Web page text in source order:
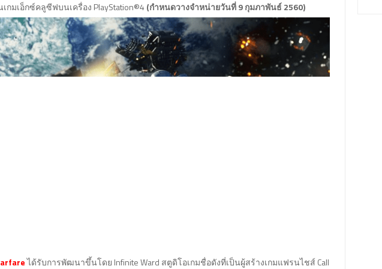
เกมเอ็กซ์คลูซีฟบนเครื่อง PlayStation®4 (กำหนดวางจำหน่ายวันที่ 9 กุมภาพันธ์ 2560)
ได้รับการพัฒนาขึ้นโดย Infinite Ward สตูดิโอเกมชื่อดังที่เป็นผู้สร้างเกมแฟรนไชส์ Call